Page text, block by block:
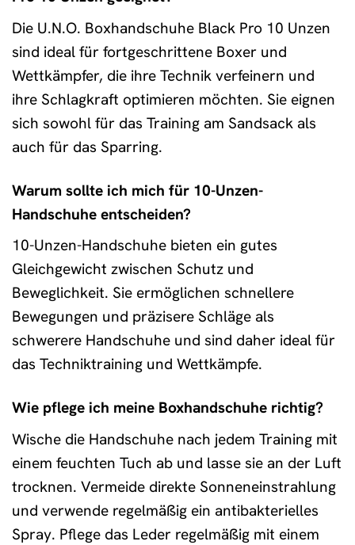
Die U.N.O. Boxhandschuhe Black Pro 10 Unzen
sind ideal für fortgeschrittene Boxer und
Wettkämpfer, die ihre Technik verfeinern und
ihre Schlagkraft optimieren möchten. Sie eignen
sich sowohl für das Training am Sandsack als
auch für das Sparring.
Warum sollte ich mich für 10-Unzen-
Handschuhe entscheiden?
10-Unzen-Handschuhe bieten ein gutes
Gleichgewicht zwischen Schutz und
Beweglichkeit. Sie ermöglichen schnellere
Bewegungen und präzisere Schläge als
schwerere Handschuhe und sind daher ideal für
das Techniktraining und Wettkämpfe.
Wie pflege ich meine Boxhandschuhe richtig?
Wische die Handschuhe nach jedem Training mit
einem feuchten Tuch ab und lasse sie an der Luft
trocknen. Vermeide direkte Sonneneinstrahlung
und verwende regelmäßig ein antibakterielles
Spray. Pflege das Leder regelmäßig mit einem